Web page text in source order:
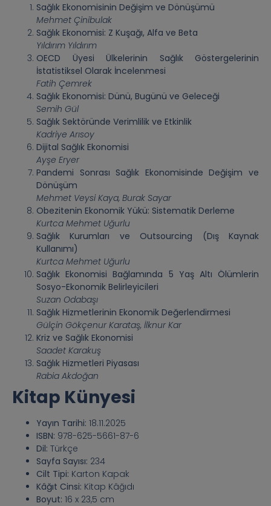
Sağlık Ekonomisinin Değişim ve Dönüşümü
Mehmet Çinibulak
Sağlık Ekonomisi: Z Kuşağı, Alfa ve Beta
Yıldırım Yıldırım
OECD Üyesi Ülkelerinin Sağlık Göstergelerinin
İstatistiksel Olarak İncelenmesi
Fatih Çemrek
Sağlık Ekonomisi: Dünü, Bugünü ve Geleceği
Semih Gül
Sağlık Sektöründe Verimlilik ve Etkinlik
Kadriye Arısoy
Dijital Sağlık Ekonomisi
Ayşe Eryer
Pandemi Sonrası Sağlık Ekonomisinde Değişim ve
Dönüşüm
Mehmet Veysi Kaya, Burak Sayar
Obezitenin Ekonomik Yükü: Sistematik Derleme
Kurtca Mehmet Uğurlu
Sağlık Kurumları ve Outsourcing (Dış Kaynak
Kullanımı)
Kurtca Mehmet Uğurlu
Sağlık Ekonomisi Bağlamında 5 Yaş Altı Ölümlerin
Sosyo-Ekonomik Belirleyicileri
Suzan Odabaşı
Sağlık Hizmetlerinin Ekonomik Değerlendirmesi
Gülçin Gökçenur Karataş, İlknur Kar
Kriz ve Sağlık Ekonomisi
Saadet Karakuş
Sağlık Hizmetleri Piyasası
Rabia Akdoğan
Kitap Künyesi
Yayın Tarihi: 18.11.2025
ISBN: 978-625-5661-87-6
Dil: Türkçe
Sayfa Sayısı: 234
Cilt Tipi: Karton Kapak
Kâğıt Cinsi: Kitap Kâğıdı
Boyut: 16 x 23,5 cm